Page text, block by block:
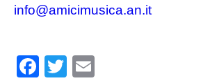
info@amicimusica.an.it
Facebook
Twitter